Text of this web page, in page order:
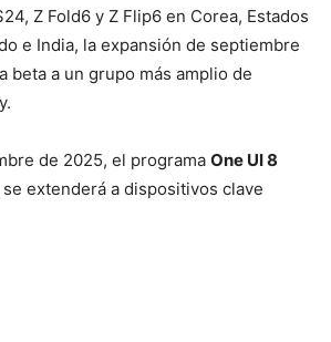
Z Fold6 y Z Flip6 en Corea, Estados
e India, la expansión de septiembre
beta a un grupo más amplio de
de 2025, el programa One UI 8
se extenderá a dispositivos clave